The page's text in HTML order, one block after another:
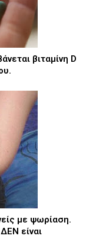
βιταμίνη D
με ψωρίαση.
είναι